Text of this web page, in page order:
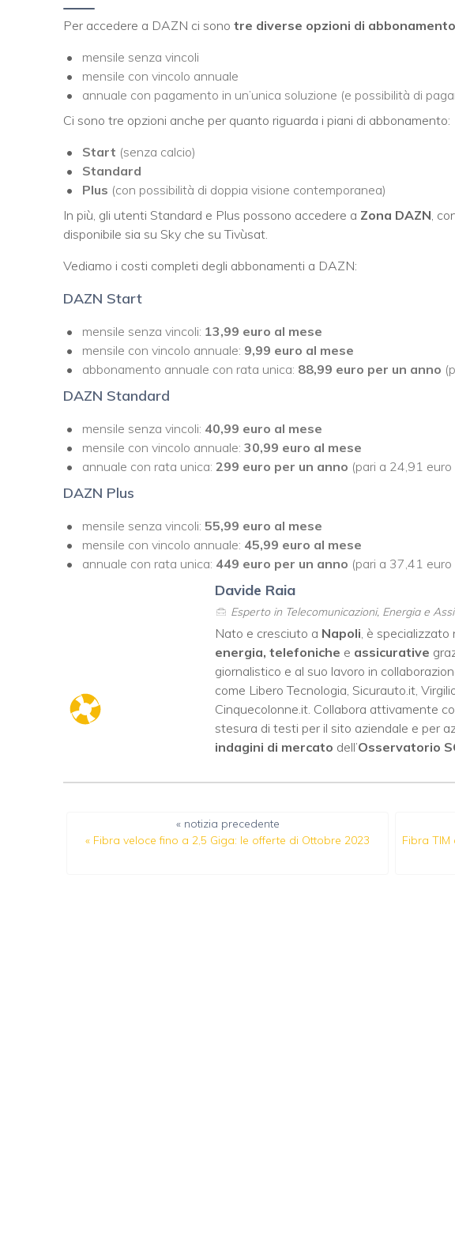
Per accedere a DAZN ci sono tre diverse opzioni di abbonamento
mensile senza vincoli
mensile con vincolo annuale
annuale con pagamento in un’unica soluzione (e possibilità di
Ci sono tre opzioni anche per quanto riguarda i piani di abbonamento:
Start (senza calcio)
Standard
Plus (con possibilità di doppia visione contemporanea)
In più, gli utenti Standard e Plus possono accedere a Zona DAZN ,
disponibile sia su Sky che su Tivùsat.
Vediamo i costi completi degli abbonamenti a DAZN:
DAZN Start
mensile senza vincoli: 13,99 euro al mese
mensile con vincolo annuale: 9,99 euro al mese
abbonamento annuale con rata unica: 88,99 euro per un anno
DAZN Standard
mensile senza vincoli: 40,99 euro al mese
mensile con vincolo annuale: 30,99 euro al mese
annuale con rata unica: 299 euro per un anno (pari a 24,91 euro
DAZN Plus
mensile senza vincoli: 55,99 euro al mese
mensile con vincolo annuale: 45,99 euro al mese
annuale con rata unica: 449 euro per un anno (pari a 37,41 euro
Davide Raia
Esperto in Telecomunicazioni, Energia e
Nato e cresciuto a Napoli , è
energia, telefoniche e assicurative
giornalistico e al suo lavoro in
come Libero Tecnologia Sicurauto.it
Cinquecolonne.it . Collabora attivamente
stesura di testi per il sito aziendale e per
indagini di mercato dell’Osservatorio
« notizia precedente
« Fibra veloce fino a 2,5 Giga: le offerte di Ottobre 2023
Fibra